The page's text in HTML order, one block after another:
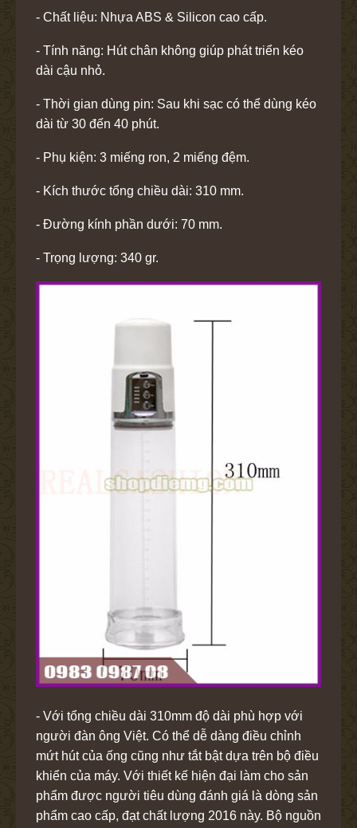
- Chất liệu: Nhựa ABS & Silicon cao cấp.
- Tính năng: Hút chân không giúp phát triển kéo
dài cậu nhỏ.
- Thời gian dùng pin: Sau khi sạc có thể dùng kéo
dài từ 30 đến 40 phút.
- Phụ kiện: 3 miếng ron, 2 miếng đệm.
- Kích thước tổng chiều dài: 310 mm.
- Đường kính phần dưới: 70 mm.
- Trọng lượng: 340 gr.
- Với tổng chiều dài 310mm độ dài phù hợp với
người đàn ông Việt. Có thể dễ dàng điều chỉnh
mứt hút của ống cũng như tắt bật dựa trên bộ điều
khiển của máy. Với thiết kế hiện đại làm cho sản
phẩm được người tiêu dùng đánh giá là dòng sản
phẩm cao cấp, đạt chất lượng 2016 này. Bộ nguồn